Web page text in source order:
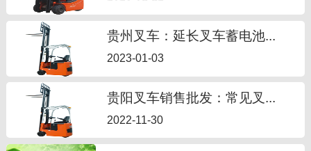
贵州叉车：延长叉车蓄电池...
2023-01-03
贵阳叉车销售批发：常见叉...
2022-11-30